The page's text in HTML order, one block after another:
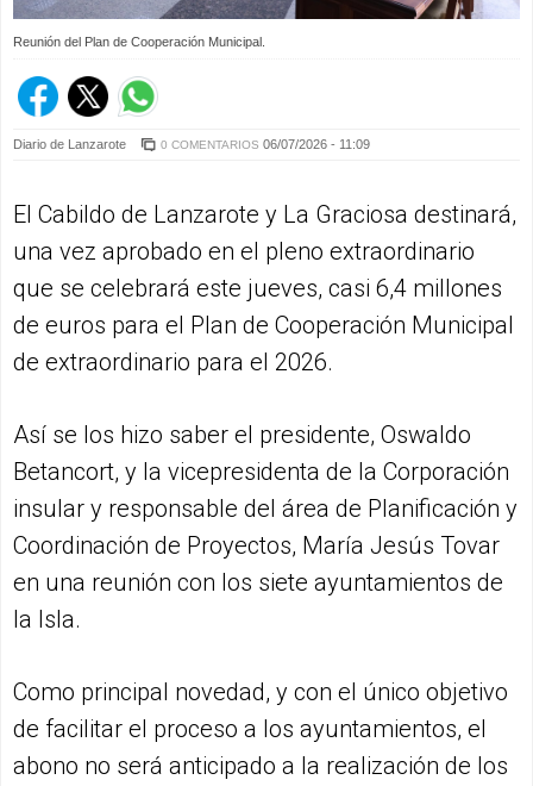
Reunión del Plan de Cooperación Municipal.
Diario de Lanzarote 0 COMENTARIOS 06/07/2026 - 11:09
El Cabildo de Lanzarote y La Graciosa destinará,
una vez aprobado en el pleno extraordinario
que se celebrará este jueves, casi 6,4 millones
de euros para el Plan de Cooperación Municipal
de extraordinario para el 2026.
Así se los hizo saber el presidente, Oswaldo
Betancort, y la vicepresidenta de la Corporación
insular y responsable del área de Planificación y
Coordinación de Proyectos, María Jesús Tovar
en una reunión con los siete ayuntamientos de
la Isla.
Como principal novedad, y con el único objetivo
de facilitar el proceso a los ayuntamientos, el
abono no será anticipado a la realización de los